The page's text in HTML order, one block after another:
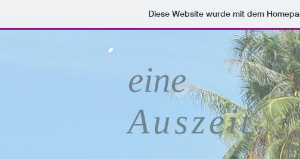
Diese Website wurde mit dem
eine
Auszeit